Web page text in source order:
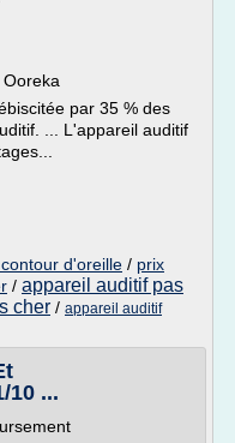
par 35 % des
... L'appareil auditif
d'oreille / prix
/ appareil auditif pas
cher / appareil auditif
10 ...